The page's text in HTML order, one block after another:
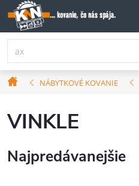
Prejsť
na
obsah
DomovNÁBYTKOVÉ KOVANIE
VINKLE
Najpredávanejšie